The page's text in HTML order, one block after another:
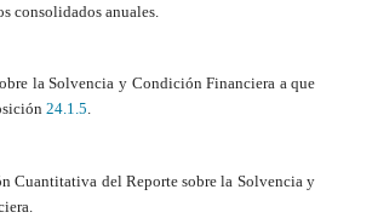
consolidados anuales.
la Solvencia y Condición Financiera a que
24.1.5.
Cuantitativa del Reporte sobre la Solvencia y